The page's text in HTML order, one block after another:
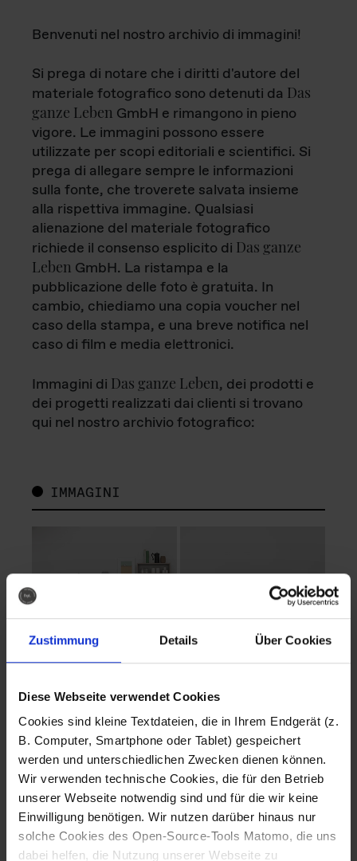
Zustimmung Details Über Cookies
Diese Webseite verwendet Cookies
Cookies sind kleine Textdateien, die in Ihrem Endgerät (z.
B. Computer, Smartphone oder Tablet) gespeichert
werden und unterschiedlichen Zwecken dienen können.
Wir verwenden technische Cookies, die für den Betrieb
unserer Webseite notwendig sind und für die wir keine
Einwilligung benötigen. Wir nutzen darüber hinaus nur
solche Cookies des Open-Source-Tools Matomo, die uns
dabei helfen, die Nutzung unserer Webseite zu
Benvenuti nel nostro archivio di immagini!
Si prega di notare che i diritti d'autore del
materiale fotografico sono detenuti da Das
ganze Leben GmbH e rimangono in pieno
vigore. Le immagini possono essere
utilizzate per scopi editoriali e scientifici. Si
prega di allegare sempre le informazioni
sulla fonte, che troverete salvata insieme
alla rispettiva immagine. Qualsiasi
alienazione del materiale fotografico
richiede il consenso esplicito di Das ganze
Leben GmbH. La ristampa e la
pubblicazione delle foto è gratuita. In
cambio, chiediamo una copia voucher nel
caso della stampa, e una breve notifica nel
caso di film e media elettronici.
Immagini di Das ganze Leben, dei prodotti e
dei progetti realizzati dai clienti si trovano
qui nel nostro archivio fotografico:
IMMAGINI
Fotografo: Lorenz
Sternbach
Download
Fotografo: Lorenz
Sternbach
Download